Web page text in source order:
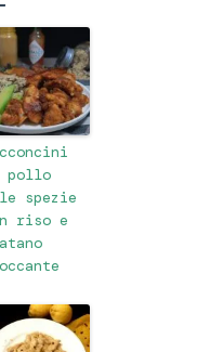
pollo
spezie
riso e